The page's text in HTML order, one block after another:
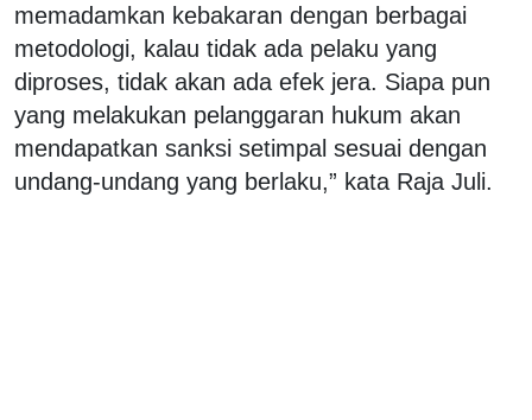
memadamkan kebakaran dengan berbagai
metodologi, kalau tidak ada pelaku yang
diproses, tidak akan ada efek jera. Siapa pun
yang melakukan pelanggaran hukum akan
mendapatkan sanksi setimpal sesuai dengan
undang-undang yang berlaku,” kata Raja Juli.